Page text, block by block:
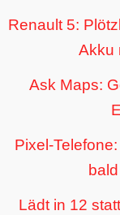
Renault 5:
Akku
Ask Maps:
Pixel-
Lädt in 12